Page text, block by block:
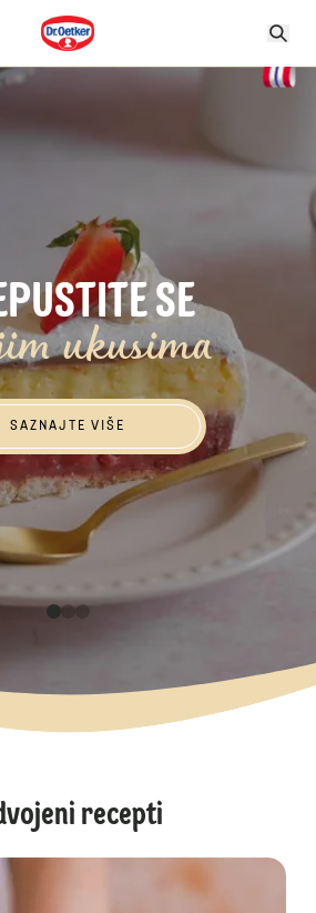
SE
ukusima
Saznajte više
SAZNAJTE VIŠE
recepti